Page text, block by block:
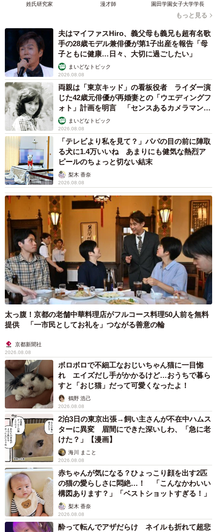
姓氏研究家 漫才師 園田学園女子大学学長
もっと見る
夫はマイファスHiro、義父母も義兄も超有名歌
手の28歳モデル兼俳優が第1子出産を報告「母
子ともに健康…日々、大切に過ごしたい」
まいどなトピック
2026.08.08
両親は「東京キッド」の看板役者 ライダー演
じた42歳元俳優が再婚妻との「ウエディングフ
ォト」計画を明言 「センスあるカメラマン求
む」まいどなトピック
2026.08.08
「テレビより私を見て？」パパの目の前に陣取
る犬に1.4万いいね あまりにも健気な熱烈ア
ピールのちょっと切ない結末
梨木 香奈
2026.08.08
太っ腹！京都の老舗中華料理店がフルコース料理50人前を無料
提供 「一市民としてお礼を」つながる善意の輪
京都新聞社
2026.08.08
ボロボロで不細工なおじいちゃん猫に一目惚
れ エイズだし手がかかるけど…おうちで暮ら
すと「おじ猫」だって可愛くなったよ！
鶴野 浩己
2026.08.08
2泊3日の東京出張→飼い主さんが不在中ハムス
ターに異変 眉間にできた深いしわ、「急に老
けた？」【漫画】
海川 まこと
2026.08.08
赤ちゃんが気になる？ひょっこり顔を出す2匹
の猫の愛らしさに悶絶…！ 「こんなかわいい
構図あります？」「ベストショットすぎる！」
梨木 香奈
2026.08.08
酔って転んでアザだらけ ネイルも折れて超悲